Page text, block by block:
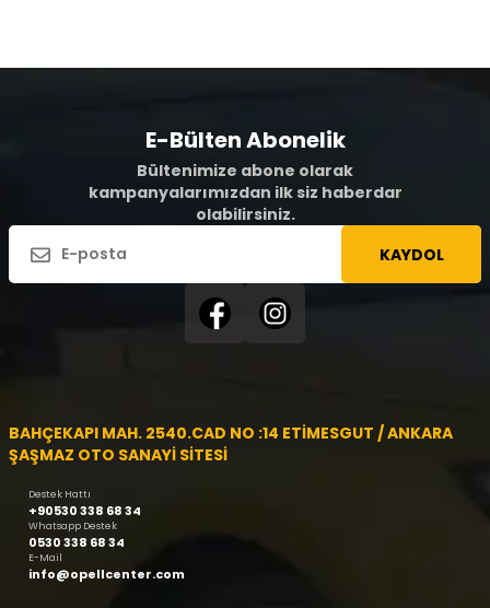
E-Bülten Abonelik
Bültenimize abone olarak
kampanyalarımızdan ilk siz haberdar
olabilirsiniz.
KAYDOL
BAHÇEKAPI MAH. 2540.CAD NO :14 ETİMESGUT / ANKARA
ŞAŞMAZ OTO SANAYİ SİTESİ
Destek Hattı
+90530 338 68 34
Whatsapp Destek
0530 338 68 34
E-Mail
info@opellcenter.com